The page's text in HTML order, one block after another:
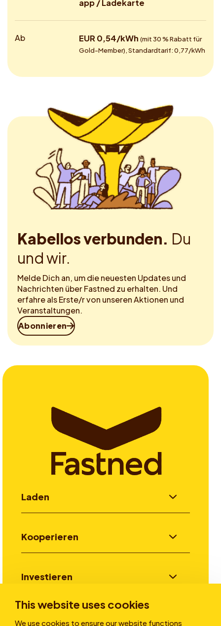
This website uses cookies
We use cookies to ensure our website functions
app / Ladekarte
Ab EUR 0,54/kWh (mit 30 % Rabatt für
Gold-Member), Standardtarif: 0,77/kWh
Kabellos verbunden. Du
und wir.
Melde Dich an, um die neuesten Updates und
Nachrichten über Fastned zu erhalten. Und
erfahre als Erste/r von unseren Aktionen und
Veranstaltungen.
Abonnieren
Laden
Kooperieren
Investieren